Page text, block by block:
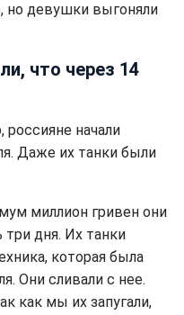
но девушки выгоняли
что через 14
россияне начали
Даже их танки были
миллион гривен они
дня. Их танки
которая была
Они сливали с нее.
как мы их запугали,